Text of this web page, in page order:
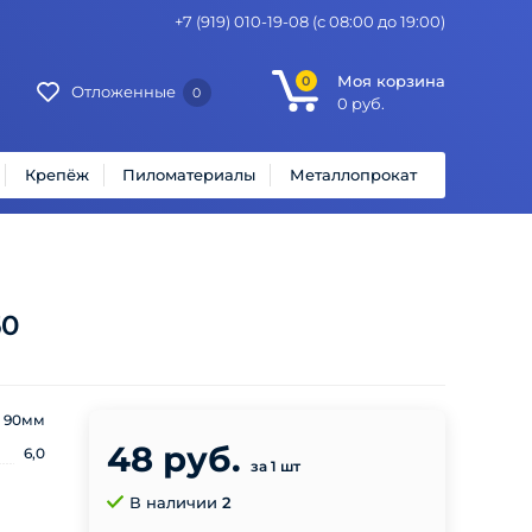
+7 (919) 010-19-08 (с 08:00 до 19:00)
Отложенные 0
0
Моя корзина
0 руб.
Крепёж Пиломатериалы Металлопрокат
90мм
6,0 48 руб. за 1 шт
В наличии 2